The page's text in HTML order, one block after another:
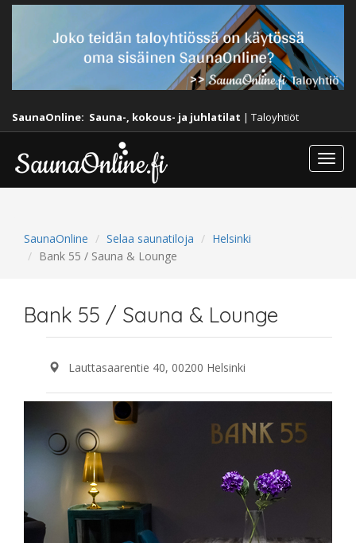
SaunaOnline: Sauna-, kokous- ja juhlatilat | Taloyhtiöt
SaunaOnline Selaa saunatiloja
Helsinki
Bank 55 / Sauna & Lounge
Bank 55 / Sauna & Lounge
Lauttasaarentie 40, 00200 Helsinki
Previous